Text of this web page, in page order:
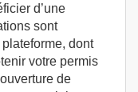
d’une
sont
dont
votre permis
de